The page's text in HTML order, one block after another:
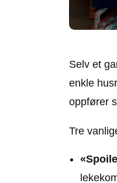
Selv et
enkle
oppfører
Tre